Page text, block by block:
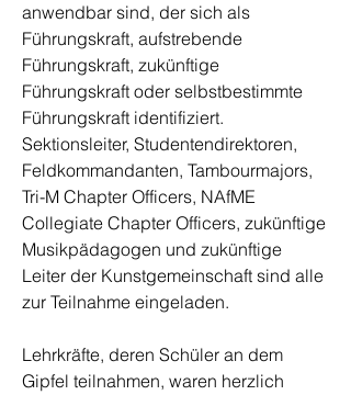
anwendbar sind, der sich als
Führungskraft, aufstrebende
Führungskraft, zukünftige
Führungskraft oder selbstbestimmte
Führungskraft identifiziert.
Sektionsleiter, Studentendirektoren,
Feldkommandanten, Tambourmajors,
Tri-M Chapter Officers, NAfME
Collegiate Chapter Officers, zukünftige
Musikpädagogen und zukünftige
Leiter der Kunstgemeinschaft sind alle
zur Teilnahme eingeladen.
Lehrkräfte, deren Schüler an dem
Gipfel teilnahmen, waren herzlich